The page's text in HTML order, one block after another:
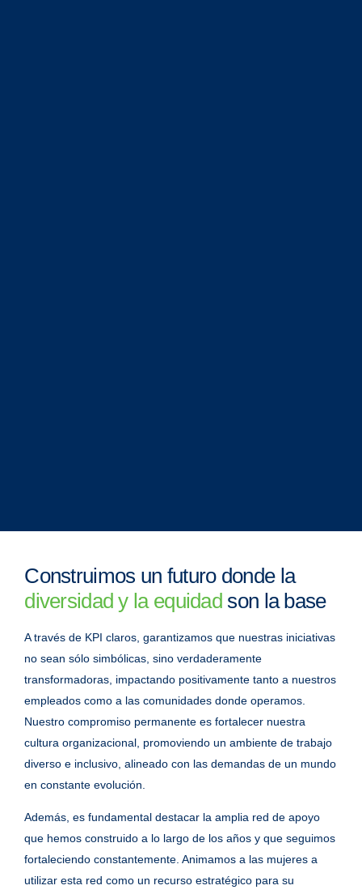
Construimos un futuro donde la
diversidad y la equidad son la base
A través de KPI claros, garantizamos que nuestras iniciativas
no sean sólo simbólicas, sino verdaderamente
transformadoras, impactando positivamente tanto a nuestros
empleados como a las comunidades donde operamos.
Nuestro compromiso permanente es fortalecer nuestra
cultura organizacional, promoviendo un ambiente de trabajo
diverso e inclusivo, alineado con las demandas de un mundo
en constante evolución.
Además, es fundamental destacar la amplia red de apoyo
que hemos construido a lo largo de los años y que seguimos
fortaleciendo constantemente. Animamos a las mujeres a
utilizar esta red como un recurso estratégico para su